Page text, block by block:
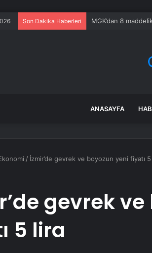
Son Dakika Haberleri Altın madalyalı
ANASAYFA
/ İzmir’de gevrek ve boyozun yeni fiyatı
gevrek
5 lira